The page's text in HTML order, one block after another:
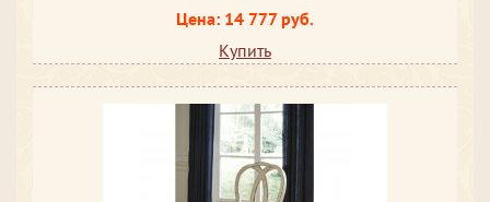
Цена: 14 777 руб.
Купить